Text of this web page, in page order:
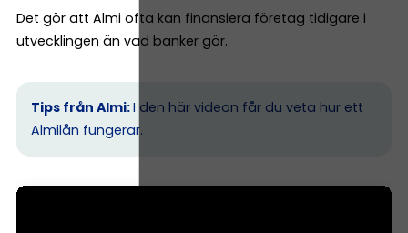
Det gör att Almi ofta kan finansiera företag tidigare i
utvecklingen än vad banker gör.
Tips från Almi:I den här videon får du veta hur ett
Almilån fungerar.